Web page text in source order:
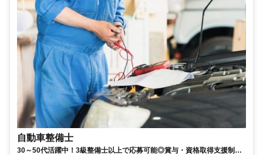
自動車整備士
30～50代活躍中！3級整備士以上で応募可能◎賞与・資格取得支援制度